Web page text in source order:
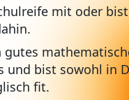
mit oder
gutes
und bist sowohl in
fit.